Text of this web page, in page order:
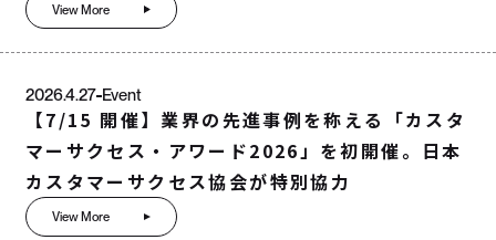
View More
2026.4.27 Event
【7/15 開催】業界の先進事例を称える「カスタ
マーサクセス・アワード2026」を初開催。日本
カスタマーサクセス協会が特別協力
View More